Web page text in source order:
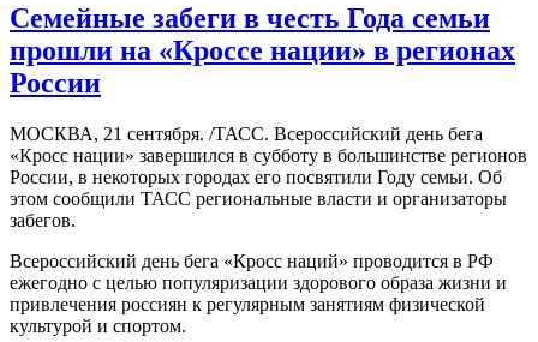
Семейные забеги в честь Года семьи
прошли на «Кроссе нации» в регионах
России
МОСКВА, 21 сентября. /ТАСС. Всероссийский день бега
«Кросс нации» завершился в субботу в большинстве регионов
России, в некоторых городах его посвятили Году семьи. Об
этом сообщили ТАСС региональные власти и организаторы
забегов.
Всероссийский день бега «Кросс наций» проводится в РФ
ежегодно с целью популяризации здорового образа жизни и
привлечения россиян к регулярным занятиям физической
культурой и спортом.